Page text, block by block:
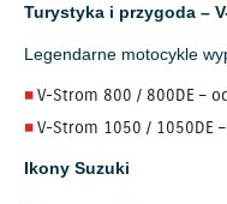
Turystyka i przygoda –
Legendarne motocykle
V-Strom 800 / 800DE –
V-Strom 1050 / 1050DE
Ikony Suzuki